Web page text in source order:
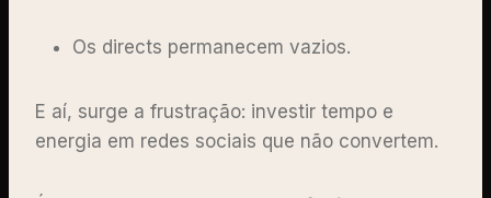
Os directs permanecem vazios.
E aí, surge a frustração: investir tempo e
energia em redes sociais que não convertem.